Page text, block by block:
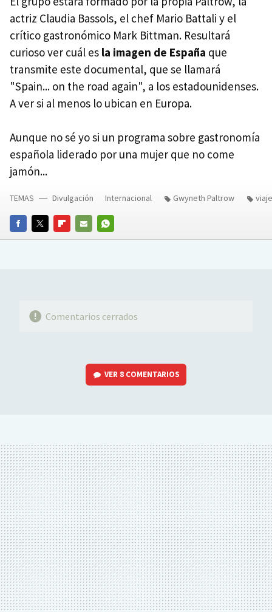
actriz Claudia Bassols, el chef Mario Battali y el
crítico gastronómico Mark Bittman. Resultará
curioso ver cuál es la imagen de España que
transmite este documental, que se llamará
"Spain... on the road again", a los estadounidenses.
A ver si al menos lo ubican en Europa.
Aunque no sé yo si un programa sobre gastronomía
española liderado por una mujer que no come
jamón...
FACEBOOKTWITTERFLIPBOARD
E-
WHATSAPP
TEMAS Divulgación Internacional Gwyneth Paltrow
Comentarios cerrados
VER 8 COMENTARIOS